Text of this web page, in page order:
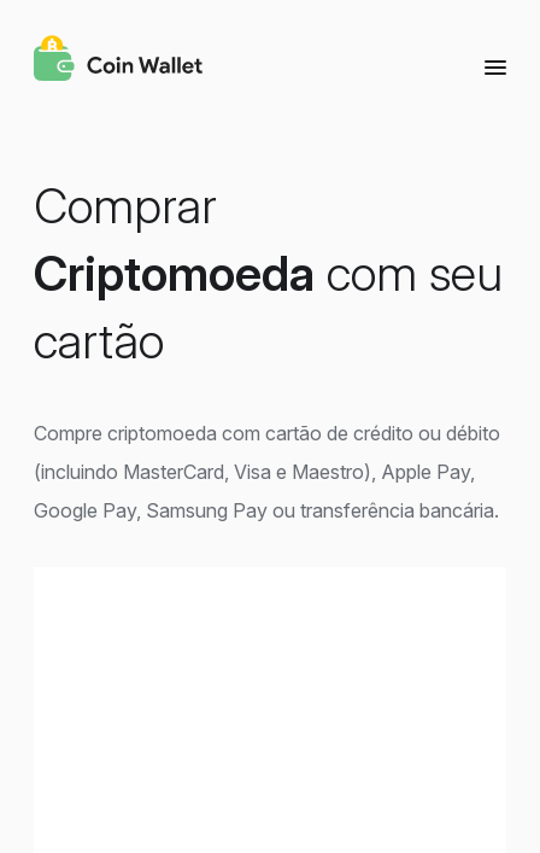
Comprar
Criptomoeda com seu
cartão
Compre criptomoeda com cartão de crédito ou débito
(incluindo MasterCard, Visa e Maestro), Apple Pay,
Google Pay, Samsung Pay ou transferência bancária.